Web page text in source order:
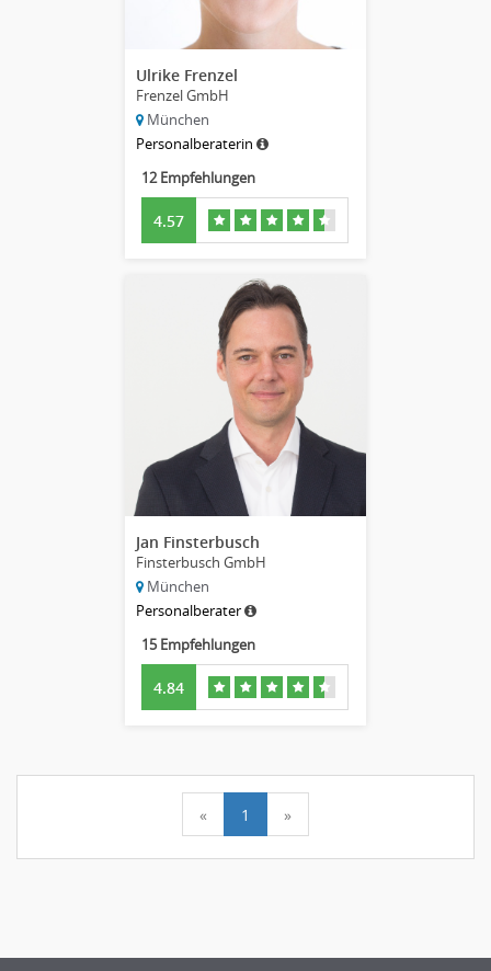
Ulrike Frenzel
Frenzel GmbH
München
Personalberaterin
12 Empfehlungen
4.57
Jan Finsterbusch
Finsterbusch GmbH
München
Personalberater
15 Empfehlungen
4.84
« 1 »